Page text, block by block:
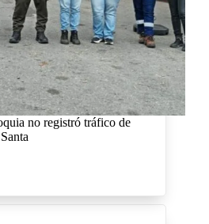
no registró tráfico de